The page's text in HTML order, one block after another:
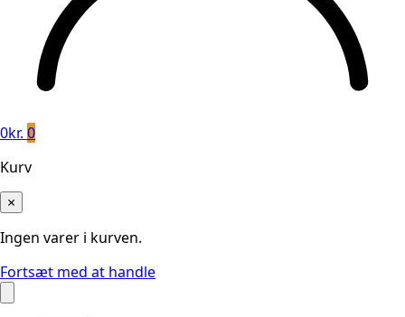
0kr. 0
Kurv
×
Ingen varer i kurven.
Fortsæt med at handle